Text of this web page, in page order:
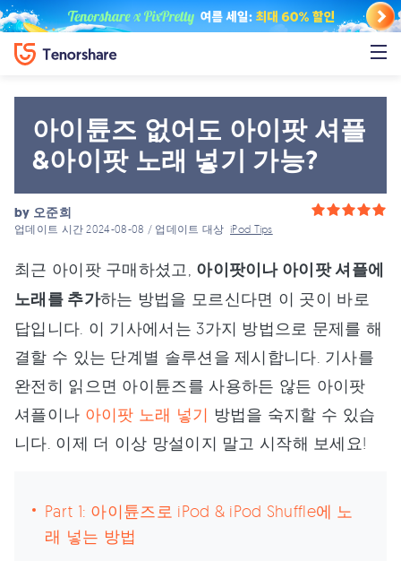
아이튠즈 없어도 아이팟 셔플
&아이팟 노래 넣기 가능?
by 오준희
업데이트 시간 2024-08-08 / 업데이트 대상iPod Tips
최근 아이팟 구매하셨고, 아이팟이나 아이팟 셔플에
노래를 추가하는 방법을 모르신다면 이 곳이 바로
답입니다. 이 기사에서는 3가지 방법으로 문제를 해
결할 수 있는 단계별 솔루션을 제시합니다. 기사를
완전히 읽으면 아이튠즈를 사용하든 않든 아이팟
셔플이나 아이팟 노래 넣기 방법을 숙지할 수 있습
니다. 이제 더 이상 망설이지 말고 시작해 보세요!
Part 1: 아이튠즈로 iPod & iPod Shuffle에 노
래 넣는 방법